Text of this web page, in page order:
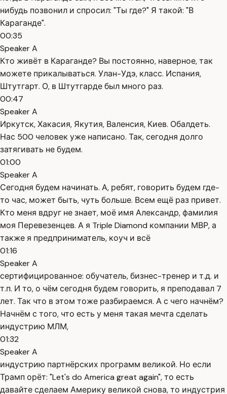
нибудь позвонил и спросил: "Ты где?" Я такой: "В
Караганде".
00:35
Speaker A
Кто живёт в Караганде? Вы постоянно, наверное, так
можете прикалываться. Улан-Удэ, класс. Испания,
Штутгарт. О, в Штутгарде был много раз.
00:47
Speaker A
Иркутск, Хакасия, Якутия, Валенсия, Киев. Обалдеть.
Нас 500 человек уже написано. Так, сегодня долго
затягивать не будем.
01:00
Speaker A
Сегодня будем начинать. А, ребят, говорить будем где-
то час, может быть, чуть больше. Всем ещё раз привет.
Кто меня вдруг не знает, моё имя Александр, фамилия
моя Перевезенцев. А я Triple Diamond компании МВР, а
также я предприниматель, коуч и всё
01:16
Speaker A
сертифицированное: обучатель, бизнес-тренер и т.д. и
т.п. И то, о чём сегодня будем говорить, я преподавал 7
лет. Так что в этом тоже разбираемся. А с чего начнём?
Начнём с того, что есть у меня такая мечта сделать
индустрию МЛМ,
01:32
Speaker A
индустрию партнёрских программ великой. Но если
Трамп орёт: "Let's do America great again", то есть
давайте сделаем Америку великой снова, то индустрия